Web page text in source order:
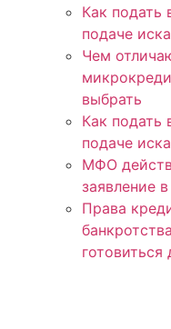
Как подать
подаче
Чем
выбрать
Как подать
подаче
МФО
заявление
Права